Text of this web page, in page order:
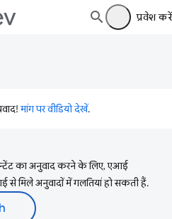
प्रवेश करें
मांग पर वीडियो देखें.
का अनुवाद करने के लिए, एआई
से मिले अनुवादों में गलतियां हो सकती हैं.